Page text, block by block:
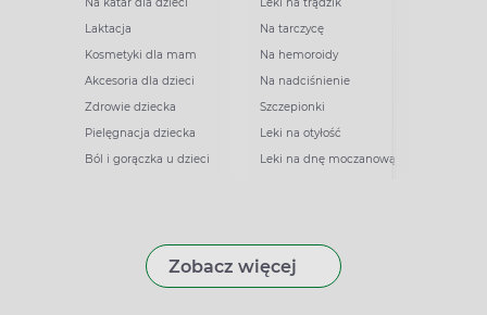
Laktacja
Kosmetyki dla mam
Akcesoria dla dzieci
Zdrowie dziecka
Pielęgnacja dziecka
Ból i gorączka u dzieci
Na tarczycę
Na hemoroidy
Na nadciśnienie
Szczepionki
Leki na otyłość
Leki na dnę moczanową
Zobacz więcej